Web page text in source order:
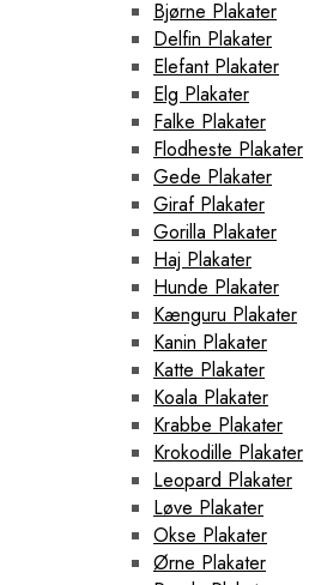
Bjørne Plakater
Delfin Plakater
Elefant Plakater
Elg Plakater
Falke Plakater
Flodheste Plakater
Gede Plakater
Giraf Plakater
Gorilla Plakater
Haj Plakater
Hunde Plakater
Kænguru Plakater
Kanin Plakater
Katte Plakater
Koala Plakater
Krabbe Plakater
Krokodille Plakater
Leopard Plakater
Løve Plakater
Okse Plakater
Ørne Plakater